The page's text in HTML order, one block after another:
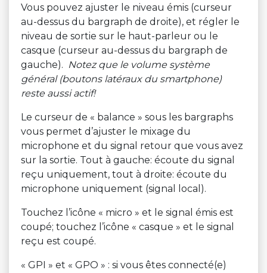
Vous pouvez ajuster le niveau émis (curseur
au-dessus du bargraph de droite), et régler le
niveau de sortie sur le haut-parleur ou le
casque (curseur au-dessus du bargraph de
gauche). Notez que le volume système
général (boutons latéraux du smartphone)
reste aussi actif!
Le curseur de « balance » sous les bargraphs
vous permet d’ajuster le mixage du
microphone et du signal retour que vous avez
sur la sortie. Tout à gauche: écoute du signal
reçu uniquement, tout à droite: écoute du
microphone uniquement (signal local).
Touchez l’icône « micro » et le signal émis est
coupé; touchez l’icône « casque » et le signal
reçu est coupé.
« GPI » et « GPO » : si vous êtes connecté(e)